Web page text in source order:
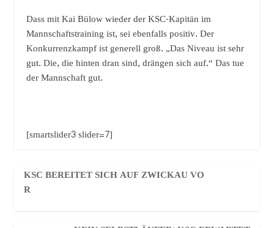
Dass mit Kai Bülow wieder der KSC-Kapitän im
Mannschaftstraining ist, sei ebenfalls positiv. Der
Konkurrenzkampf ist generell groß. „Das Niveau ist sehr
gut. Die, die hinten dran sind, drängen sich auf.“ Das tue
der Mannschaft gut.
[smartslider3 slider=7]
KSC BEREITET SICH AUF ZWICKAU VO
R